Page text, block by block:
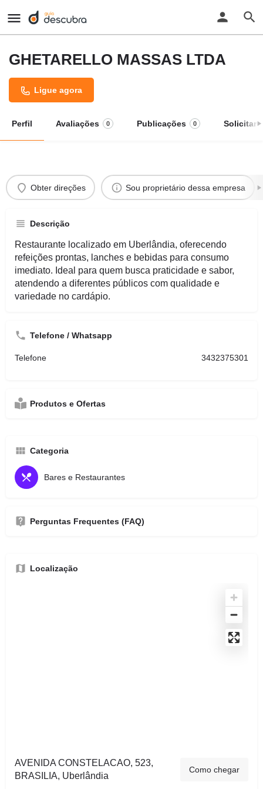
GHETARELLO MASSAS LTDA
Ligue agora
Perfil Avaliações 0 Publicações 0 Solicitar
Obter direções Sou proprietário dessa empresa
Descrição
Restaurante localizado em Uberlândia, oferecendo
refeições prontas, lanches e bebidas para consumo
imediato. Ideal para quem busca praticidade e sabor,
atendendo a diferentes públicos com qualidade e
variedade no cardápio.
Telefone / Whatsapp
Telefone 3432375301
Produtos e Ofertas
Categoria
Bares e Restaurantes
Perguntas Frequentes (FAQ)
Localização
AVENIDA CONSTELACAO, 523,
BRASILIA, Uberlândia
Como chegar